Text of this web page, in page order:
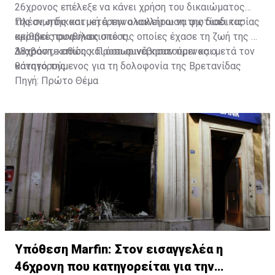
26χρονος επέλεξε να κάνει χρήση του δικαιώματος
της σιωπής και μετά την ολοκλήρωση της διαδικασίας
κρίθηκε προφυλακιστέος.
Πλέον, η δικαστική έρευνα καλείται να φωτίσει τις
ακριβείς συνθήκες υπό τις οποίες έχασε τη ζωή της η
38χρονη, καθώς και όσα συνέβησαν πριν και μετά τον
θάνατό της.
Διαβάστε επίσης:Προσωρινά κρατούμενος ο
κατηγορούμενος για τη δολοφονία της Βρετανίδας
Πηγή: Πρώτο Θέμα
Υπόθεση Marfin: Στον εισαγγελέα η
46χρονη που κατηγορείται για την